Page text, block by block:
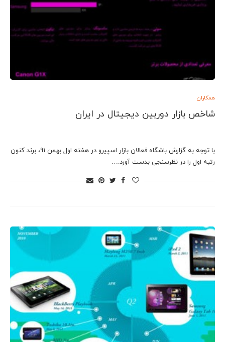
همکاران
شاخص بازار دوربین دیجیتال در ایران
با توجه به گزارش باشگاه فعالان بازار اسپیرو در هفته اول بهمن 91، برند کنون
رتبه اول را در نظرسنجی بدست آورد.…